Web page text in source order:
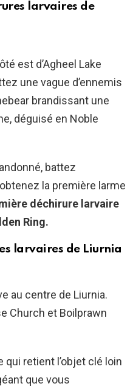
larvaires de
est d’Agheel Lake
une vague d’ennemis
brandissant une
déguisé en Noble
battez
la première larme
déchirure larvaire
Ring.
larvaires de Liurnia
au centre de Liurnia.
Church et Boilprawn
qui retient l’objet clé loin
que vous